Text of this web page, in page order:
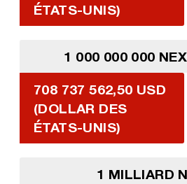
ÉTATS-UNIS)
1 000 000 000
708 737 562,50 USD
(DOLLAR DES
ÉTATS-UNIS)
1 MILLIARD